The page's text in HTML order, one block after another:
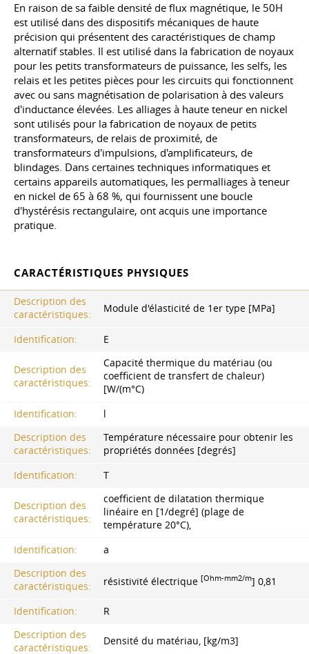
En raison de sa faible densité de flux magnétique, le 50H
est utilisé dans des dispositifs mécaniques de haute
précision qui présentent des caractéristiques de champ
alternatif stables. Il est utilisé dans la fabrication de noyaux
pour les petits transformateurs de puissance, les selfs, les
relais et les petites pièces pour les circuits qui fonctionnent
avec ou sans magnétisation de polarisation à des valeurs
d'inductance élevées. Les alliages à haute teneur en nickel
sont utilisés pour la fabrication de noyaux de petits
transformateurs, de relais de proximité, de
transformateurs d'impulsions, d'amplificateurs, de
blindages. Dans certaines techniques informatiques et
certains appareils automatiques, les permalliages à teneur
en nickel de 65 à 68 %, qui fournissent une boucle
d'hystérésis rectangulaire, ont acquis une importance
pratique.
CARACTÉRISTIQUES PHYSIQUES
Description des
caractéristiques:
Module d'élasticité de 1er type [MPa]
Identification: E
Description des
caractéristiques:
Capacité thermique du matériau (ou
coefficient de transfert de chaleur)
[W/(m°C)
Identification:
l
Description des
caractéristiques:
Température nécessaire pour obtenir les
propriétés données [degrés]
Identification:
T
Description des
caractéristiques:
coefficient de dilatation thermique
linéaire en [1/degré] (plage de
température 20°C),
Identification:
a
Description des
caractéristiques:
résistivité électrique [Ohm-mm2/m] 0,81
Identification:
R
Description des
caractéristiques:
Densité du matériau, [kg/m3]